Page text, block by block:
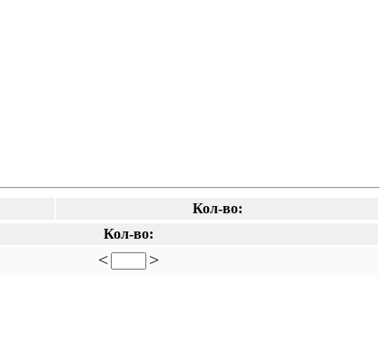
Кол-во:
Кол-во:
< >